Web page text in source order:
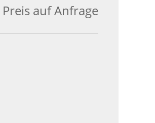
Preis auf Anfrage